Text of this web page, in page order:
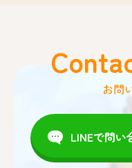
お問
LINEで問